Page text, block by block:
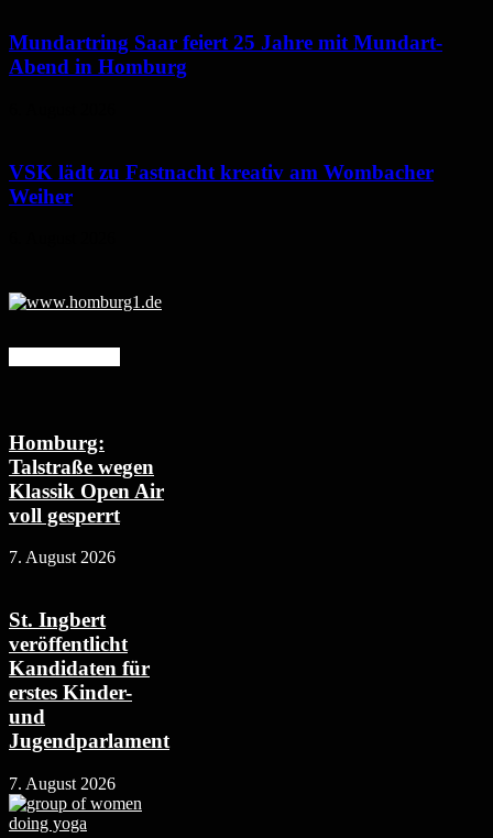
Mundartring Saar feiert 25 Jahre mit Mundart-
Abend in Homburg
VSK lädt zu Fastnacht kreativ am Wombacher
Weiher
Homburg:
Talstraße wegen
Klassik Open Air
voll gesperrt
7. August 2026
St. Ingbert
veröffentlicht
Kandidaten für
erstes Kinder-
und
Jugendparlament
7. August 2026